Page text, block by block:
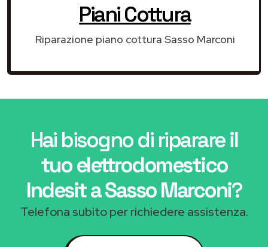
Piani Cottura
Riparazione piano cottura Sasso Marconi
Hai bisogno di riparareil
tuo elettrodomestico
Indesit a Sasso Marconi?
Telefona subito per richiedere assistenza.